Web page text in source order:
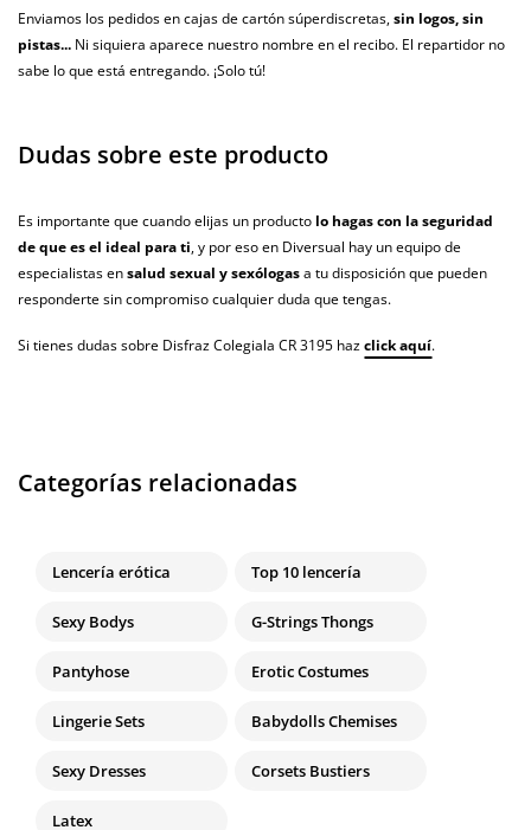
Enviamos los pedidos en cajas de cartón súperdiscretas,sin logos, sin
pistas... Ni siquiera aparece nuestro nombre en el recibo. El repartidor no
sabe lo que está entregando. ¡Solo tú!
Dudas sobre este producto
Es importante que cuando elijas un producto lo hagas con la seguridad
de que es el ideal para ti, y por eso en Diversual hay un equipo de
especialistas ensalud sexual y sexólogasa tu disposición que pueden
responderte sin compromiso cualquier duda que tengas.
Si tienes dudas sobre Disfraz Colegiala CR 3195 hazclick aquí.
Categorías relacionadas
Lencería erótica Top 10 lencería
Sexy Bodys G-Strings Thongs
Pantyhose Erotic Costumes
Lingerie Sets Babydolls Chemises
Sexy Dresses Corsets Bustiers
Latex